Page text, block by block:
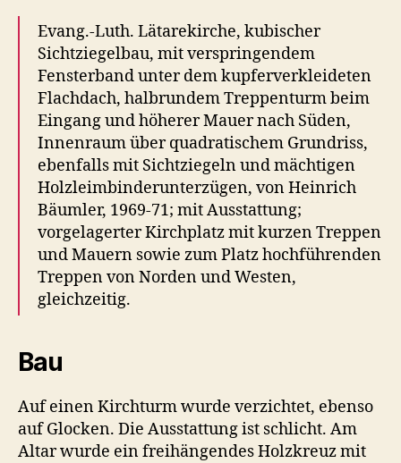
Evang.-Luth. Lätarekirche, kubischer
Sichtziegelbau, mit verspringendem
Fensterband unter dem kupferverkleideten
Flachdach, halbrundem Treppenturm beim
Eingang und höherer Mauer nach Süden,
Innenraum über quadratischem Grundriss,
ebenfalls mit Sichtziegeln und mächtigen
Holzleim­b­inder­unterzügen, von Heinrich
Bäumler, 1969-71; mit Ausstattung;
vorgelagerter Kirchplatz mit kurzen Treppen
und Mauern sowie zum Platz hochführenden
Treppen von Norden und Westen,
gleichzeitig.
Bau
Auf einen Kirchturm wurde verzichtet, ebenso
auf Glocken. Die Ausstattung ist schlicht. Am
Altar wurde ein freihängendes Holzkreuz mit